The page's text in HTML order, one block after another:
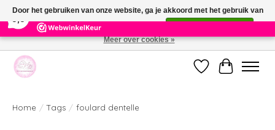
391 Reviews ×
Welkom bij de nieuwe webshop van Parfumerie Marie Rose
Verlanglijst
Home / Tags / foulard dentelle
Door het gebruiken van onze website, ga je akkoord met het gebruik van
cookies om onze website te verbeteren.
Meer over cookies »